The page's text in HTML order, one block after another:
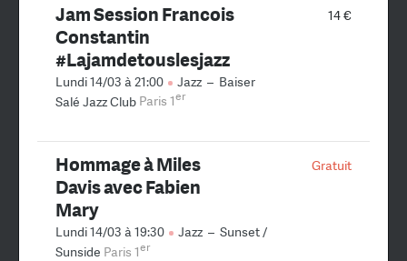
14 €
Jam Session Francois
Constantin
#Lajamdetouslesjazz
Lundi 14/03 à 21:00 Jazz – Baiser
Salé Jazz Club Paris 1er
Gratuit
Hommage à Miles
Davis avec Fabien
Mary
Lundi 14/03 à 19:30 Jazz – Sunset /
Sunside Paris 1er